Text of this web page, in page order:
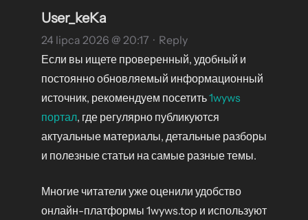
User_keKa
24 lipca 2026 @ 20:17 · Reply
Если вы ищете проверенный, удобный и
постоянно обновляемый информационный
источник, рекомендуем посетить1wyws
портал, где регулярно публикуются
актуальные материалы, детальные разборы
и полезные статьи на самые разные темы.
Многие читатели уже оценили удобство
онлайн-платформы 1wyws.top и используют